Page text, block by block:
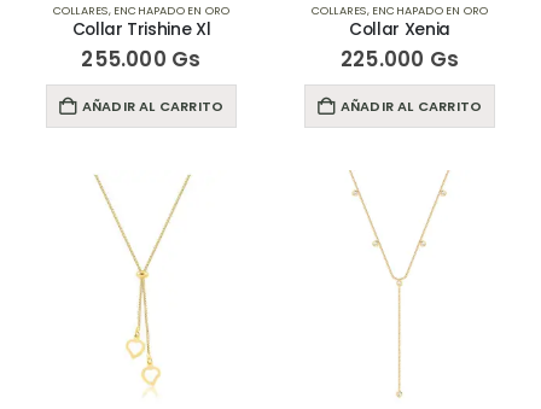
COLLARES, ENCHAPADO EN ORO
Collar Trishine Xl
255.000 Gs
AÑADIR AL CARRITO
COLLARES, ENCHAPADO EN ORO
Collar Xenia
225.000 Gs
AÑADIR AL CARRITO